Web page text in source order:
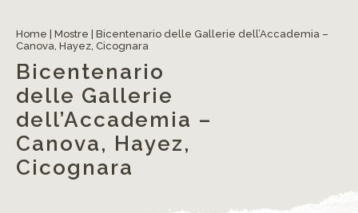
Home Mostre
Bicentenario delle Gallerie dell’Accademia –
Canova, Hayez, Cicognara
Bicentenario
delle Gallerie
dell’Accademia –
Canova, Hayez,
Cicognara